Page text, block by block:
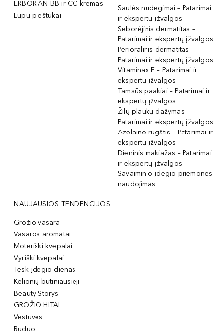
ERBORIAN BB ir CC kremas
Lūpų pieštukai
Saulės nudegimai – Patarimai
ir ekspertų įžvalgos
Seborėjinis dermatitas –
Patarimai ir ekspertų įžvalgos
Perioralinis dermatitas –
Patarimai ir ekspertų įžvalgos
Vitaminas E – Patarimai ir
ekspertų įžvalgos
Tamsūs paakiai – Patarimai ir
ekspertų įžvalgos
Žilų plaukų dažymas –
Patarimai ir ekspertų įžvalgos
Azelaino rūgštis – Patarimai ir
ekspertų įžvalgos
Dieninis makiažas – Patarimai
ir ekspertų įžvalgos
Savaiminio įdegio priemonės
naudojimas
NAUJAUSIOS TENDENCIJOS
Grožio vasara
Vasaros aromatai
Moteriški kvepalai
Vyriški kvepalai
Tęsk įdegio dienas
Kelionių būtiniausieji
Beauty Storys
GROŽIO HITAI
Vestuvės
Ruduo